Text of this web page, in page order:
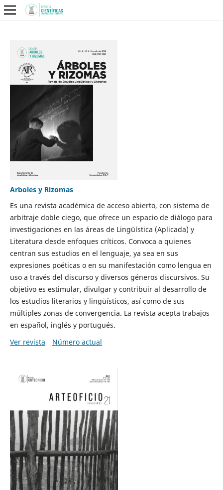
Arboles y Rizomas
Es una revista académica de acceso abierto, con sistema de
arbitraje doble ciego, que ofrece un espacio de diálogo para
investigaciones en las áreas de Lingüística (Aplicada) y
Literatura desde enfoques críticos. Convoca a quienes
centran sus estudios en el lenguaje, ya sea en sus
expresiones poéticas o en su manifestación como lengua en
uso a través del discurso y diversos géneros discursivos. Su
objetivo es estimular, divulgar y contribuir al desarrollo de
los estudios literarios y lingüísticos, así como de sus
múltiples zonas de convergencia. La revista acepta trabajos
en español, inglés y portugués.
Ver revista
Número actual